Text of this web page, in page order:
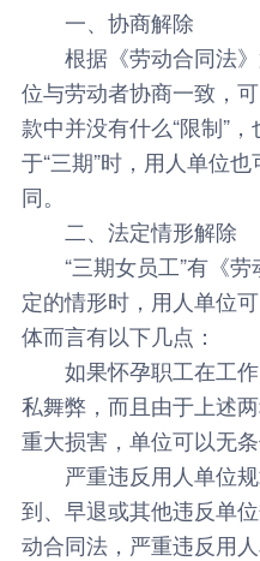
一、协商解除
根据《劳动合同法》
位与劳动者协商一致，
款中并没有什么“限制”
于“三期”时，用人单位
同。
二、法定情形解除
“三期女员工”有《劳
定的情形时，用人单位
体而言有以下几点：
如果怀孕职工在工作
私舞弊，而且由于上述
重大损害，单位可以无条
严重违反用人单位规
到、早退或其他违反单
动合同法，严重违反用